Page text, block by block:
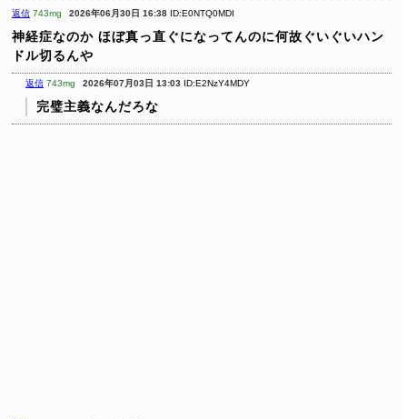
返信 743mg 2026年06月30日 16:38 ID:E0NTQ0MDI
神経症なのか ほぼ真っ直ぐになってんのに何故ぐいぐいハン
ドル切るんや
返信 743mg 2026年07月03日 13:03 ID:E2NzY4MDY
完璧主義なんだろな